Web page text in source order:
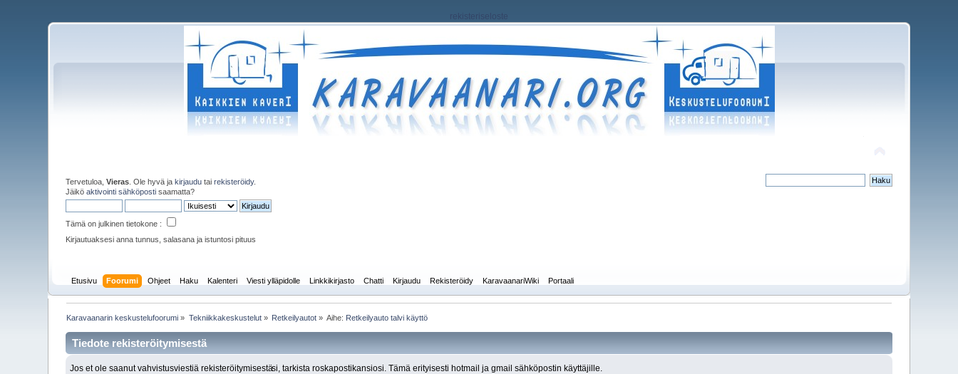
rekisteriseloste
Tervetuloa,Vieras . Ole hyvä jakirjaudu tairekisteröidy.
Jäiköaktivointi sähköposti saamatta?
Tämä on julkinen tietokone :
Kirjautuaksesi anna tunnus, salasana ja istuntosi pituus
Etusivu Foorumi Ohjeet Haku Kalenteri Viesti ylläpidolle Linkkikirjasto Chatti Kirjaudu Rekisteröidy KaravaanariWiki Portaali
Karavaanarin keskustelufoorumi » Tekniikkakeskustelut» Retkeilyautot » Aihe: Retkeilyauto talvi käyttö
Tiedote rekisteröitymisestä
Jos et ole saanut vahvistusviestiä rekisteröitymisestäsi, tarkista roskapostikansiosi. Tämä erityisesti hotmail ja gmail sähköpostin käyttäjille.